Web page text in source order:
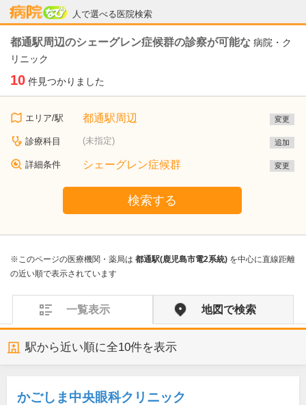
人で選べる医院検索
病院なび
都通駅周辺のシェーグレン症候群の診察が可能な 病院・ク
リニック
10 件見つかりました
エリア/駅 都通駅周辺 変更
診療科目 (未指定) 追加
詳細条件 シェーグレン症候群 変更
検索する
※このページの医療機関・薬局は 都通駅(鹿児島市電2系統) を中心に直線距離
の近い順で表示されています
一覧表示 地図で検索
駅から近い順に全10件を表示
かごしま中央眼科クリニック